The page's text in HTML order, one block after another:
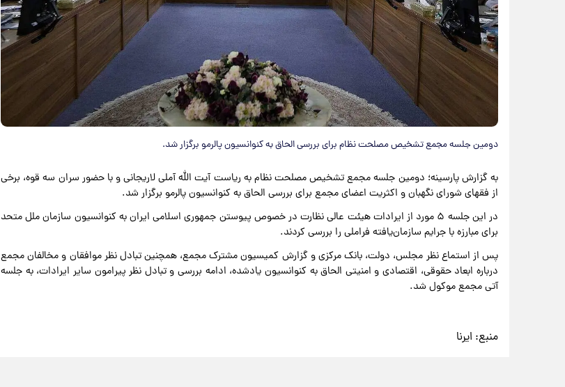
دومین جلسه مجمع تشخیص مصلحت نظام برای بررسی الحاق به کنوانسیون پالرمو برگزار شد.
به گزارش پارسینه؛ دومین جلسه مجمع تشخیص مصلحت نظام به ریاست آیت الله آملی لاریجانی و با حضور سران سه قوه، برخی
از فقهای شورای نگهبان و اکثریت اعضای مجمع برای بررسی الحاق به کنوانسیون پالرمو برگزار شد.
در این جلسه ۵ مورد از ایرادات هیئت عالی نظارت در خصوص پیوستن جمهوری اسلامی ایران به کنوانسیون سازمان ملل متحد
برای مبارزه با جرایم سازمان‌یافته فراملی را بررسی کردند.
پس از استماع نظر مجلس، دولت، بانک مرکزی و گزارش کمیسیون مشترک مجمع، همچنین تبادل نظر موافقان و مخالفان مجمع
درباره ابعاد حقوقی، اقتصادی و امنیتی الحاق به کنوانسیون یادشده، ادامه بررسی و تبادل نظر پیرامون سایر ایرادات، به جلسه
آتی مجمع موکول شد.
منبع: ایرنا